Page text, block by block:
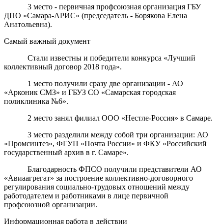
3 место - первичная профсоюзная организация ГБУ
ДПО «Самара-АРИС» (председатель - Борякова Елена
Анатольевна).
Самый важный документ
Стали известны и победители конкурса «Лучший
коллективный договор 2018 года».
1 место получили сразу две организации - АО
«Арконик СМЗ» и ГБУЗ СО «Самарская городская
поликлиника №6».
2 место занял филиал ООО «Нестле-Россия» в Самаре.
3 место разделили между собой три организации: АО
«Промсинтез», ФГУП «Почта России» и ФКУ «Российский
государственный архив в г. Самаре».
Благодарность ФПСО получили представители АО
«Авиаагрегат» за построение коллективно-договорного
регулирования социально-трудовых отношений между
работодателем и работниками в лице первичной
профсоюзной организации.
Информационная работа в действии